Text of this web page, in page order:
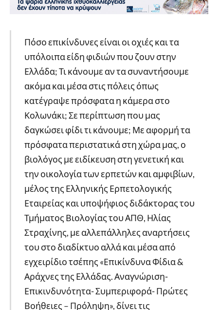
Πόσο επικίνδυνες είναι οι οχιές και τα
υπόλοιπα είδη φιδιών που ζουν στην
Ελλάδα; Τι κάνουμε αν τα συναντήσουμε
ακόμα και μέσα στις πόλεις όπως
κατέγραψε πρόσφατα η κάμερα στο
Κολωνάκι; Σε περίπτωση που μας
δαγκώσει φίδι τι κάνουμε; Με αφορμή τα
πρόσφατα περιστατικά στη χώρα μας, ο
βιολόγος με ειδίκευση στη γενετική και
την οικολογία των ερπετών και αμφιβίων,
μέλος της Ελληνικής Ερπετολογικής
Εταιρείας και υποψήφιος διδάκτορας του
Τμήματος Βιολογίας του ΑΠΘ, Ηλίας
Στραχίνης, με αλλεπάλληλες αναρτήσεις
του στο διαδίκτυο αλλά και μέσα από
εγχειρίδιο τσέπης «Επικίνδυνα Φίδια &
Αράχνες της Ελλάδας. Αναγνώριση-
Επικινδυνότητα- Συμπεριφορά- Πρώτες
Βοήθειες – Πρόληψη», δίνει τις